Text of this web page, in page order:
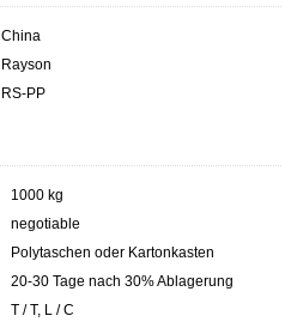
China
Rayson
RS-PP
1000 kg
negotiable
Polytaschen oder Kartonkasten
20-30 Tage nach 30% Ablagerung
T / T, L / C